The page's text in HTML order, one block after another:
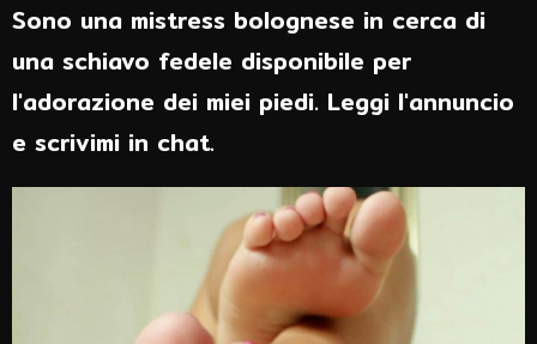
Sono una mistress bolognese in cerca di
una schiavo fedele disponibile per
l'adorazione dei miei piedi. Leggi l'annuncio
e scrivimi in chat.